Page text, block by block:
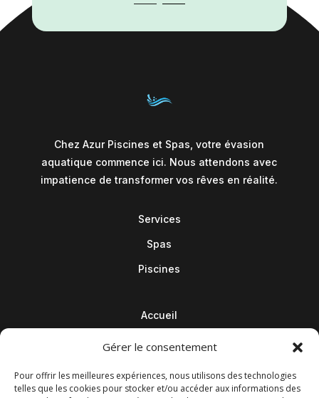
Gérer le consentement
Pour offrir les meilleures expériences, nous utilisons des technologies
telles que les cookies pour stocker et/ou accéder aux informations des
Chez Azur Piscines et Spas, votre évasion
aquatique commence ici. Nous attendons avec
impatience de transformer vos rêves en réalité.
Services
Spas
Piscines
Accueil